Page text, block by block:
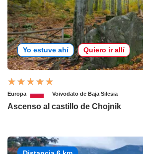
Yo estuve ahí Quiero ir allí
Europa Voivodato de Baja Silesia
Ascenso al castillo de Chojnik